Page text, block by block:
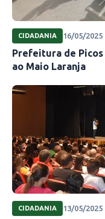
CIDADANIA 16/05/2025
Prefeitura de Picos
ao Maio Laranja
CIDADANIA 13/05/2025